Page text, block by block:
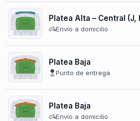
Platea Alta – Central (J,
Envío a domicilio
Platea Baja
Punto de entrega
Platea Baja
Envío a domicilio